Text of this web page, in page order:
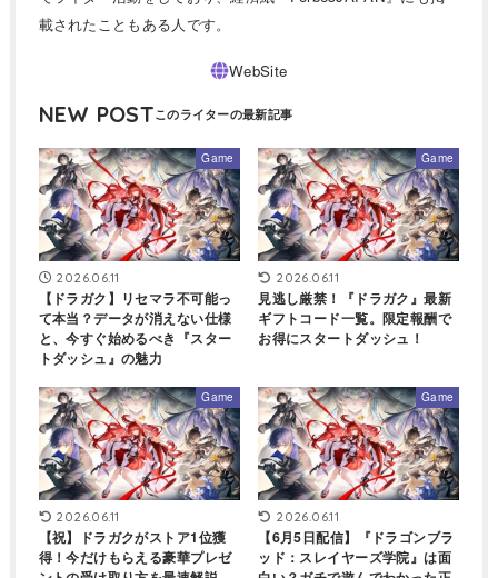
載されたこともある人です。
NEW POST
Game
2026.06.11
【ドラガク】リセマラ不可能っ
て本当？データが消えない仕様
と、今すぐ始めるべき『スター
トダッシュ』の魅力
Game
2026.06.11
見逃し厳禁！『ドラガク』最新
ギフトコード一覧。限定報酬で
お得にスタートダッシュ！
Game
2026.06.11
【祝】ドラガクがストア1位獲
得！今だけもらえる豪華プレゼ
Game
2026.06.11
【6月5日配信】『ドラゴンブラ
ッド：スレイヤーズ学院』は面